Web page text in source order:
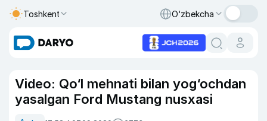
Toshkent O‘zbekcha
Video: Qo‘l mehnati bilan yog‘ochdan
yasalgan Ford Mustang nusxasi